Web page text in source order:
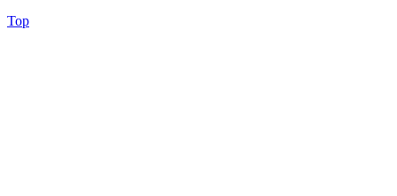
Top